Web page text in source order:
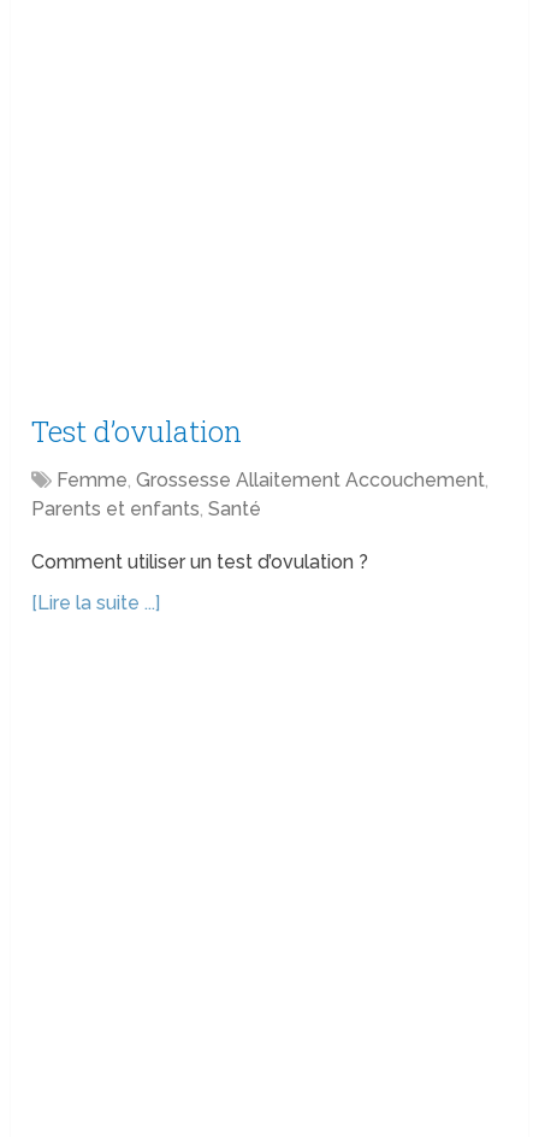
Test d’ovulation
Femme,Grossesse Allaitement Accouchement,
Parents et enfants,Santé
Comment utiliser un test d’ovulation ?
[Lire la suite ...]